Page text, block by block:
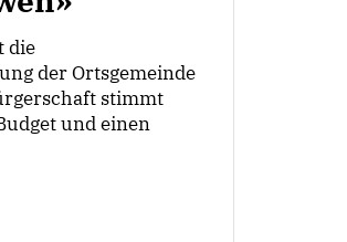
die
der Ortsgemeinde
stimmt
und einen